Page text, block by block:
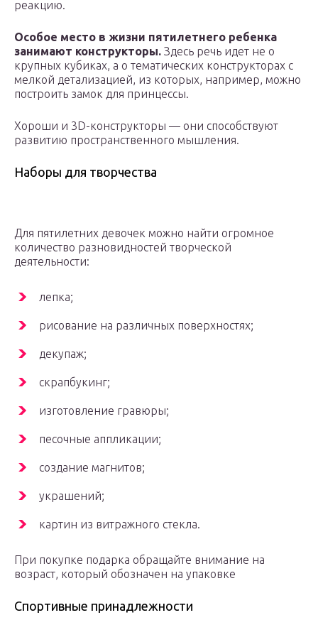
реакцию.
Особое место в жизни пятилетнего ребенка
занимают конструкторы. Здесь речь идет не о
крупных кубиках, а о тематических конструкторах с
мелкой детализацией, из которых, например, можно
построить замок для принцессы.
Хороши и 3D-конструкторы — они способствуют
развитию пространственного мышления.
Наборы для творчества
Для пятилетних девочек можно найти огромное
количество разновидностей творческой
деятельности:
лепка;
рисование на различных поверхностях;
декупаж;
скрапбукинг;
изготовление гравюры;
песочные аппликации;
создание магнитов;
украшений;
картин из витражного стекла.
При покупке подарка обращайте внимание на
возраст, который обозначен на упаковке
Спортивные принадлежности